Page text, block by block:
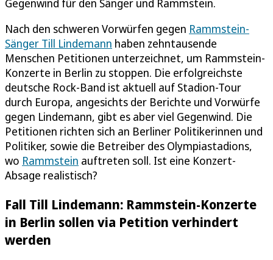
Nach den schweren Vorwürfen gegen Rammstein-
Sänger Till Lindemann haben zehntausende
Menschen Petitionen unterzeichnet, um Rammstein-
Konzerte in Berlin zu stoppen. Die erfolgreichste
deutsche Rock-Band ist aktuell auf Stadion-Tour
durch Europa, angesichts der Berichte und Vorwürfe
gegen Lindemann, gibt es aber viel Gegenwind. Die
Petitionen richten sich an Berliner Politikerinnen und
Politiker, sowie die Betreiber des Olympiastadions,
wo Rammstein auftreten soll. Ist eine Konzert-
Absage realistisch?
Fall Till Lindemann: Rammstein-Konzerte
in Berlin sollen via Petition verhindert
werden